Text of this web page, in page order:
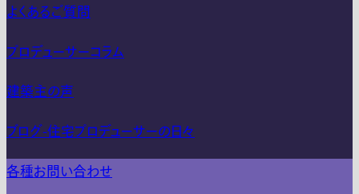
よくあるご質問
プロデューサーコラム
建築主の声
ブログ-住宅プロデューサーの日々
各種お問い合わせ